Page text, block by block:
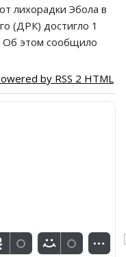
лихорадки Эбола в
(ДРК) достигло 1
Об этом сообщило
by RSS 2 HTML